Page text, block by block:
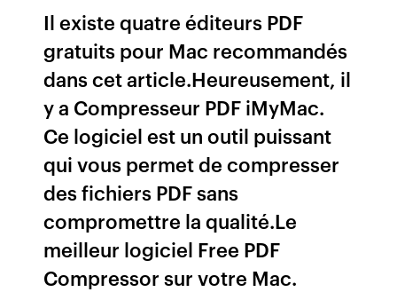
Il existe quatre éditeurs PDF
gratuits pour Mac recommandés
dans cet article.Heureusement, il
y a Compresseur PDF iMyMac.
Ce logiciel est un outil puissant
qui vous permet de compresser
des fichiers PDF sans
compromettre la qualité.Le
meilleur logiciel Free PDF
Compressor sur votre Mac.